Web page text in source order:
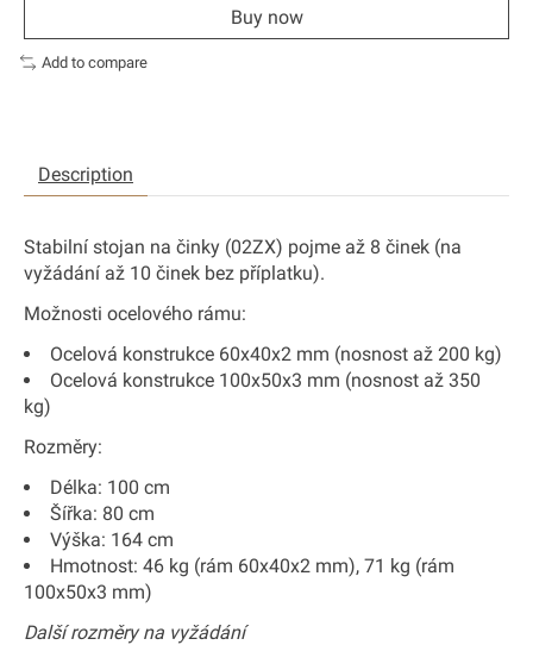
Buy now
Add to compare
Description
Stabilní stojan na činky (02ZX) pojme až 8 činek (na
vyžádání až 10 činek bez příplatku).
Možnosti ocelového rámu:
Ocelová konstrukce 60x40x2 mm (nosnost až 200 kg)
Ocelová konstrukce 100x50x3 mm (nosnost až 350
kg)
Rozměry:
Délka: 100 cm
Šířka: 80 cm
Výška: 164 cm
Hmotnost: 46 kg (rám 60x40x2 mm), 71 kg (rám
100x50x3 mm)
Další rozměry na vyžádání